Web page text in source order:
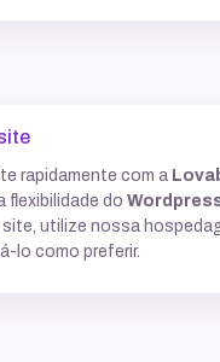
do PHP
do ASP
rapidamente com a
flexibilidade do
utilize nossa
lo como preferir.